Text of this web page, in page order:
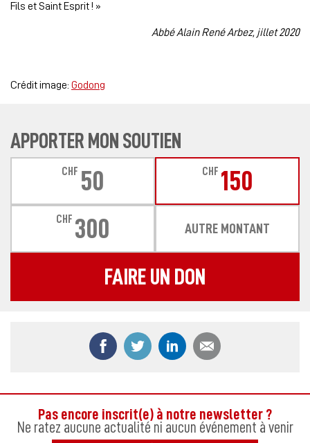
Fils et Saint Esprit ! »
Abbé Alain René Arbez, jillet 2020
Crédit image: Godong
APPORTER MON SOUTIEN
CHF 50 CHF 150
CHF 300 AUTRE MONTANT
FAIRE UN DON
Partager ce contenu sur Facebook
Partager ce contenu sur Twitter
Partager ce contenu
Pas encore inscrit(e) à notre newsletter ?
Ne ratez aucune actualité ni aucun événement à venir